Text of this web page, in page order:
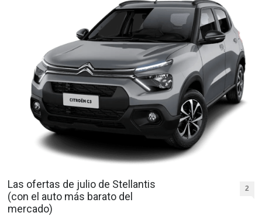
Las ofertas de julio de Stellantis
(con el auto más barato del
mercado)
2